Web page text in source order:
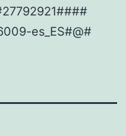
es_ES#@#